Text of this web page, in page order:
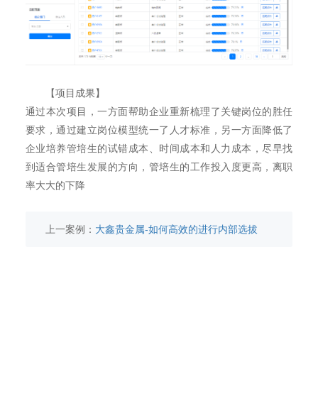
【项目成果】
通过本次项目，一方面帮助企业重新梳理了关键岗位的胜任
要求，通过建立岗位模型统一了人才标准，另一方面降低了
企业培养管培生的试错成本、时间成本和人力成本，尽早找
到适合管培生发展的方向，管培生的工作投入度更高，离职
率大大的下降
上一案例： 大鑫贵金属-如何高效的进行内部选拔